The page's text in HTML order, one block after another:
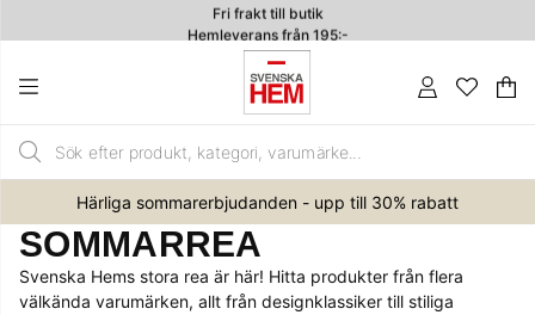
Hemleverans från 195:-
4.7
.
Härliga sommarerbjudanden - upp till 30% rabatt
SOMMARREA
Svenska Hems stora rea är här! Hitta produkter från flera
välkända varumärken, allt från designklassiker till stiliga